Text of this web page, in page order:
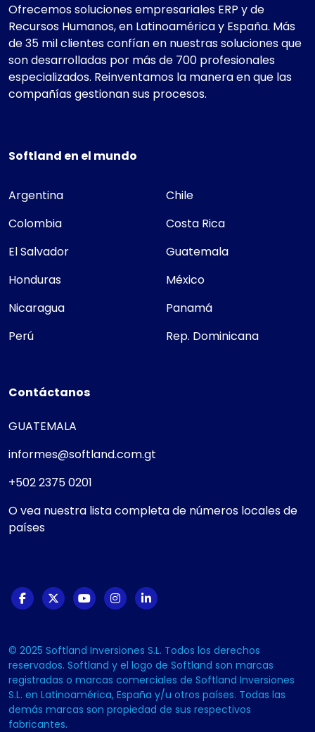
Ofrecemos soluciones empresariales ERP y de
Recursos Humanos, en Latinoamérica y España. Más
de 35 mil clientes confían en nuestras soluciones que
son desarrolladas por más de 700 profesionales
especializados. Reinventamos la manera en que las
compañías gestionan sus procesos.
Softland en el mundo
Argentina
Chile
Colombia
Costa Rica
El Salvador
Guatemala
Honduras
México
Nicaragua
Panamá
Perú
Rep. Dominicana
Contáctanos
GUATEMALA
informes@softland.com.gt
+502 2375 0201
O vea nuestra lista completa de números locales de
países
© 2025 Softland Inversiones S.L. Todos los derechos
reservados. Softland y el logo de Softland son marcas
registradas o marcas comerciales de Softland Inversiones
S.L. en Latinoamérica, España y/u otros países. Todas las
demás marcas son propiedad de sus respectivos
fabricantes.